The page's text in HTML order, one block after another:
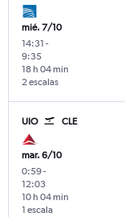
mié. 7/10
14:31 -
9:35
2 escalas
18 h 04 min
UIO CLE
mar. 6/10
0:59-
12:03
1 escala
10 h 04 min